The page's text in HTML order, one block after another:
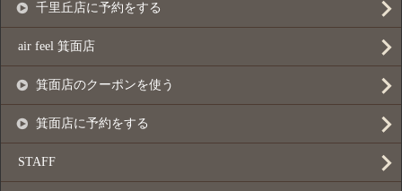
千里丘店に予約をする
air feel 箕面店
箕面店のクーポンを使う
箕面店に予約をする
STAFF